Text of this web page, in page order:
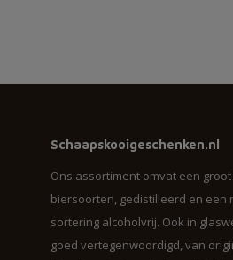
Schaapskooigeschenken.nl
Ons assortiment omvat een
biersoorten, gedistilleerd en een
sortering alcoholvrij. Ook in
goed vertegenwoordigd, van